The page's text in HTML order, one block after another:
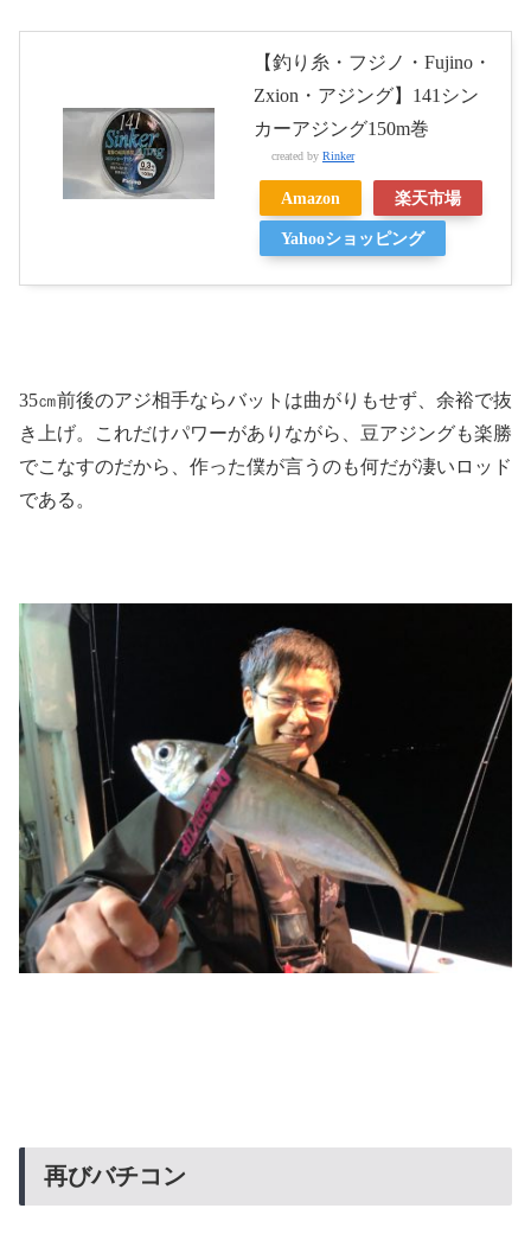
【釣り糸・フジノ・Fujino・
Zxion・アジング】141シン
カーアジング150m巻
created by Rinker
Amazon 楽天市場
Yahooショッピング
35㎝前後のアジ相手ならバットは曲がりもせず、余裕で抜
き上げ。これだけパワーがありながら、豆アジングも楽勝
でこなすのだから、作った僕が言うのも何だが凄いロッド
である。
再びバチコン